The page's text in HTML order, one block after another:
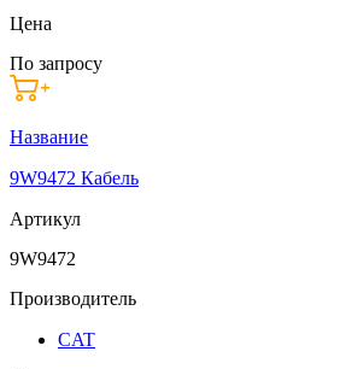
Цена
По запросу
Название
9W9472 Кабель
Артикул
9W9472
Производитель
CAT